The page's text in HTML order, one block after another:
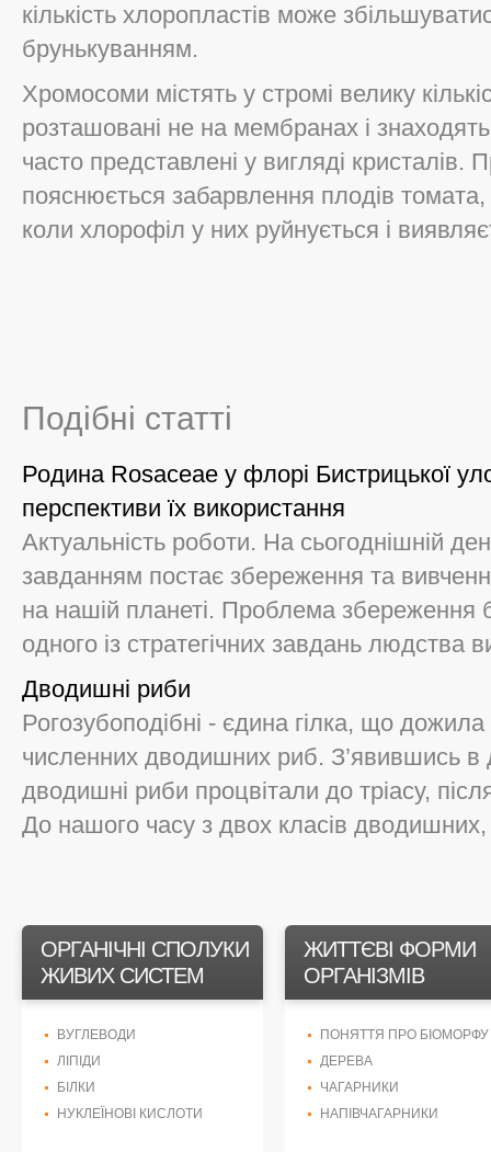
кількість хлоропластів може
брунькуванням.
Хромосоми містять у стромі велику
розташовані не на мембранах і
часто представлені у вигляді кристалів.
пояснюється забарвлення плодів томата,
коли хлорофіл у них руйнується і
Подібні статті
Родина Rosaceae у флорі Бистрицької
перспективи їх використання
Актуальність роботи. На сьогоднішній
завданням постає збереження та вивчення
на нашій планеті. Проблема збереження
одного із стратегічних завдань людства
Дводишні риби
Рогозубоподібні - єдина гілка, що
численних дводишних риб. З’явившись в
дводишні риби процвітали до тріасу,
До нашого часу з двох класів дводишних,
ОРГАНІЧНІ СПОЛУКИ
ЖИВИХ СИСТЕМ
ВУГЛЕВОДИ
ЛІПІДИ
БІЛКИ
НУКЛЕЇНОВІ КИСЛОТИ
ЖИТТЄВІ ФОРМИ
ОРГАНІЗМІВ
ПОНЯТТЯ ПРО БІОМОРФУ
ДЕРЕВА
ЧАГАРНИКИ
НАПІВЧАГАРНИКИ